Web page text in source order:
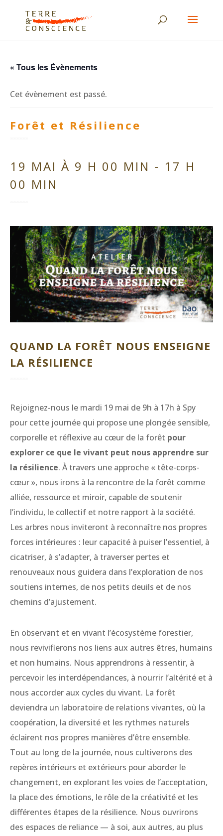
« Tous les Évènements
Cet évènement est passé.
Forêt et Résilience
19 MAI À 9 H 00 MIN - 17 H
00 MIN
QUAND LA FORÊT NOUS ENSEIGNE
LA RÉSILIENCE
Rejoignez-nous le mardi 19 mai de 9h à 17h à Spy
pour cette journée qui propose une plongée sensible,
corporelle et réflexive au cœur de la forêt pour
explorer ce que le vivant peut nous apprendre sur
la résilience. À travers une approche « tête-corps-
cœur », nous irons à la rencontre de la forêt comme
alliée, ressource et miroir, capable de soutenir
l’individu, le collectif et notre rapport à la société.
Les arbres nous inviteront à reconnaître nos propres
forces intérieures : leur capacité à puiser l’essentiel, à
cicatriser, à s’adapter, à traverser pertes et
renouveaux nous guidera dans l’exploration de nos
soutiens internes, de nos petits deuils et de nos
chemins d’ajustement.
En observant et en vivant l’écosystème forestier,
nous revivifierons nos liens aux autres êtres, humains
et non humains. Nous apprendrons à ressentir, à
percevoir les interdépendances, à nourrir l’altérité et à
nous accorder aux cycles du vivant. La forêt
deviendra un laboratoire de relations vivantes, où la
coopération, la diversité et les rythmes naturels
éclairent nos propres manières d’être ensemble.
Tout au long de la journée, nous cultiverons des
repères intérieurs et extérieurs pour aborder le
changement, en explorant les voies de l’acceptation,
la place des émotions, le rôle de la créativité et les
différentes étapes de la résilience. Nous ouvrirons
des espaces de reliance — à soi, aux autres, au plus